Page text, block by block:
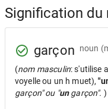
Signification du
garçon noun
(nom masculin: s'utilise
voyelle ou un h muet),
garçon" ou "ungarçon". )